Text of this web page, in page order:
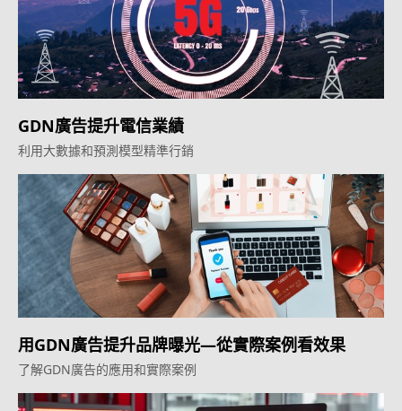
GDN廣告提升電信業績
利用大數據和預測模型精準行銷
用GDN廣告提升品牌曝光—從實際案例看效果
了解GDN廣告的應用和實際案例